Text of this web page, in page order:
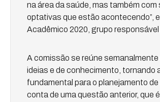
na área da saúde, mas também
optativas que estão acontecendo”,
Acadêmico 2020, grupo
A comissão se reúne
ideias e de conhecimento,
fundamental para o planejamento
conta de uma questão anterior, que